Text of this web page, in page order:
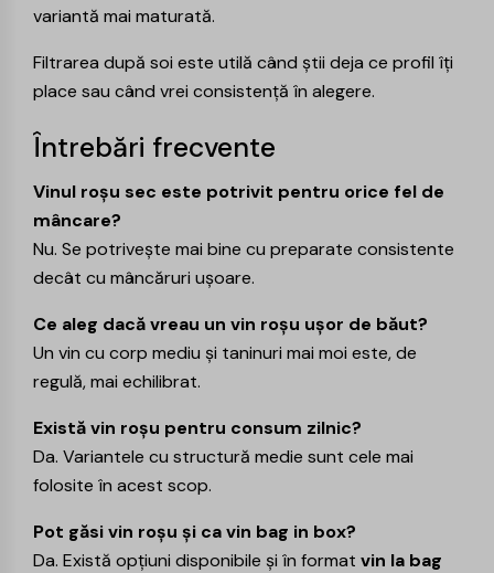
variantă mai maturată.
Filtrarea după soi este utilă când știi deja ce profil îți
place sau când vrei consistență în alegere.
Întrebări frecvente
Vinul roșu sec este potrivit pentru orice fel de
mâncare?
Nu. Se potrivește mai bine cu preparate consistente
decât cu mâncăruri ușoare.
Ce aleg dacă vreau un vin roșu ușor de băut?
Un vin cu corp mediu și taninuri mai moi este, de
regulă, mai echilibrat.
Există vin roșu pentru consum zilnic?
Da. Variantele cu structură medie sunt cele mai
folosite în acest scop.
Pot găsi vin roșu și ca vin bag in box?
Da. Există opțiuni disponibile și în format vin la bag